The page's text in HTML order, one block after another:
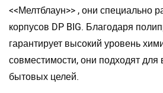
<<Мелтблаун>> , они специально
корпусов DP BIG. Благодаря
гарантирует высокий уровень
совместимости, они подходят для
бытовых целей.